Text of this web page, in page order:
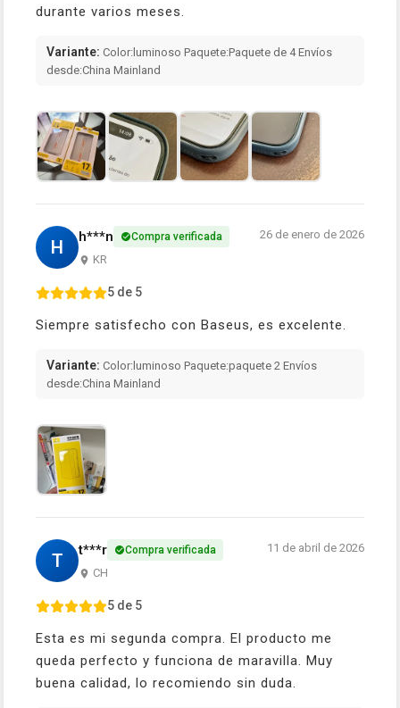
durante varios meses.
Variante: Color:luminoso Paquete:Paquete de 4 Envíos
desde:China Mainland
H h***n Compra verificada
KR
26 de enero de 2026
5 de 5
Siempre satisfecho con Baseus, es excelente.
Variante: Color:luminoso Paquete:paquete 2 Envíos
desde:China Mainland
T t***r Compra verificada
CH
11 de abril de 2026
5 de 5
Esta es mi segunda compra. El producto me
queda perfecto y funciona de maravilla. Muy
buena calidad, lo recomiendo sin duda.